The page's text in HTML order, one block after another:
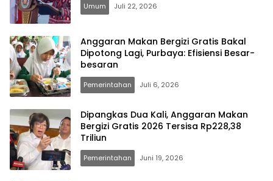
Umum Juli 22, 2026
Anggaran Makan Bergizi Gratis Bakal
Dipotong Lagi, Purbaya: Efisiensi Besar-
besaran
Pemerintahan Juli 6, 2026
Dipangkas Dua Kali, Anggaran Makan
Bergizi Gratis 2026 Tersisa Rp228,38
Triliun
Pemerintahan Juni 19, 2026